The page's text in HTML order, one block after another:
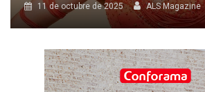
8 de octubre de 2025 ALS Magazine